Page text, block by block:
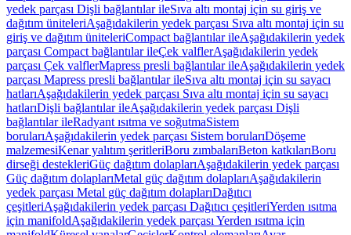
yedek parçası Dişli bağlantılar ileSıva altı montaj için su giriş ve
dağıtım üniteleriAşağıdakilerin yedek parçası Sıva altı montaj için su
giriş ve dağıtım üniteleriCompact bağlantılar ileAşağıdakilerin yedek
parçası Compact bağlantılar ileÇek valflerAşağıdakilerin yedek
parçası Çek valflerMapress presli bağlantılar ileAşağıdakilerin yedek
parçası Mapress presli bağlantılar ileSıva altı montaj için su sayacı
hatlarıAşağıdakilerin yedek parçası Sıva altı montaj için su sayacı
hatlarıDişli bağlantılar ileAşağıdakilerin yedek parçası Dişli
bağlantılar ileRadyant ısıtma ve soğutmaSistem
borularıAşağıdakilerin yedek parçası Sistem borularıDöşeme
malzemesiKenar yalıtım şeritleriBoru zımbalarıBeton katkılarıBoru
dirseği destekleriGüç dağıtım dolaplarıAşağıdakilerin yedek parçası
Güç dağıtım dolaplarıMetal güç dağıtım dolaplarıAşağıdakilerin
yedek parçası Metal güç dağıtım dolaplarıDağıtıcı
çeşitleriAşağıdakilerin yedek parçası Dağıtıcı çeşitleriYerden ısıtma
için manifoldAşağıdakilerin yedek parçası Yerden ısıtma için